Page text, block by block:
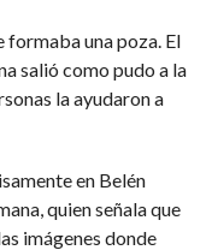
formaba una poza. El
salió como pudo a la
la ayudaron a
en Belén
quien señala que
imágenes donde